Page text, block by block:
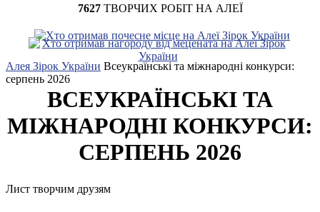
7627ТВОРЧИХ РОБІТ НА АЛЕЇ
Алея Зірок України Всеукраїнські та міжнародні конкурси:
серпень 2026
ВСЕУКРАЇНСЬКІ ТА
МІЖНАРОДНІ КОНКУРСИ:
СЕРПЕНЬ 2026
Лист творчим друзям